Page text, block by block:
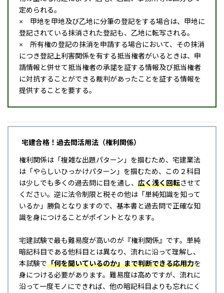
定められる。
× 甲地を甲地及び乙地に分筆の登記をする場合は、甲地に
登記されている抹消された登記も、乙地に転写される。
× 所有権の登記の抹消を申請する場合において、その抹消
につき登記上利害関係を有する抵当権者がいるときは、申
請情報と併せて抵当権者の承諾を証する情報及び抵当権者
に対抗することができる裁判があったことを証する情報を
提供することを要する。
宅建合格！過去問活用法（権利関係）
権利関係は「複雑な出題パターン」を掴むため、宅建業法
は「やらしいひっかけパターン」を掴むため、この２科目
は少しでも多くの過去問に目を通し、 広く浅く回転させて
ください。逆に法令制限と税その他は「単純知識を知って
いるか」勝負となりますので、基本書と過去問で正確な知
識を身につけることがポイントとなります。
宅建試験で最も難易度が高いのが『権利関係』です。単純
暗記科目である他科目とは異なり、流れに沿って理解し、
本試験で「何を聞いているのか」まで判断できる応用力を
身につける必要があります。難易度は高めですが、流れに
沿って一度モノにできれば、他の暗記科目よりも忘れにく